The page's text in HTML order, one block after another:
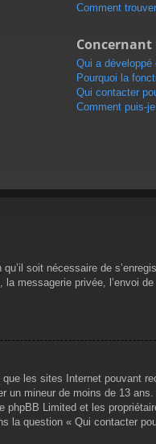
Comment
Concernant
Qui a
Pourquoi la
Qui contacter
Comment puis-
soit nécessaire de
privée, l’envoi
les sites Internet pouvant
mineur de moins de 13
Limited et les
question « Qui contacter